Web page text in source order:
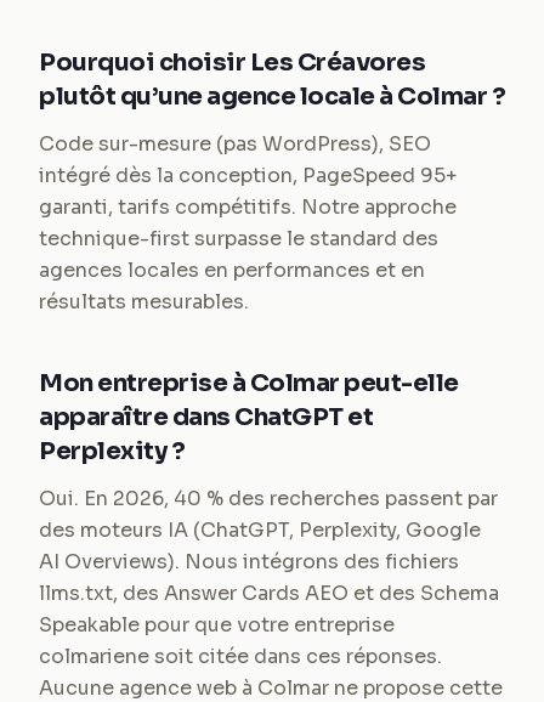
Pourquoi choisir Les Créavores
plutôt qu’une agence locale à Colmar ?
Code sur-mesure (pas WordPress), SEO
intégré dès la conception, PageSpeed 95+
garanti, tarifs compétitifs. Notre approche
technique-first surpasse le standard des
agences locales en performances et en
résultats mesurables.
Mon entreprise à Colmar peut-elle
apparaître dans ChatGPT et
Perplexity ?
Oui. En 2026, 40 % des recherches passent par
des moteurs IA (ChatGPT, Perplexity, Google
AI Overviews). Nous intégrons des fichiers
llms.txt, des Answer Cards AEO et des Schema
Speakable pour que votre entreprise
colmariene soit citée dans ces réponses.
Aucune agence web à Colmar ne propose cette